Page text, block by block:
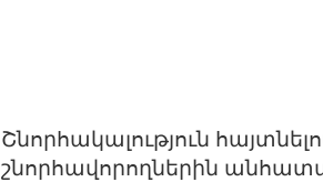
Շնորհակալություն
շնորհավորողներին